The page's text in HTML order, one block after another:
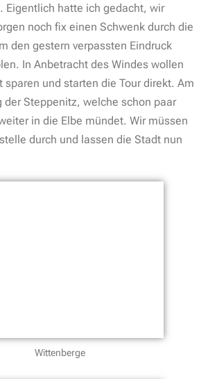
Eigentlich hatte ich gedacht, wir
noch fix einen Schwenk durch die
den gestern verpassten Eindruck
In Anbetracht des Windes wollen
sparen und starten die Tour direkt. Am
der Steppenitz, welche schon paar
in die Elbe mündet. Wir müssen
durch und lassen die Stadt nun
Wittenberge